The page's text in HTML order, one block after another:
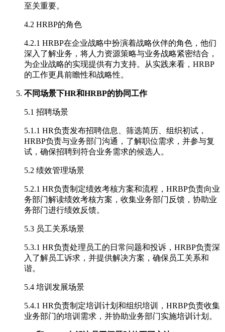
至关重要。
4.2 HRBP的角色
4.2.1 HRBP在企业战略中扮演着战略伙伴的角色，他们
深入了解业务，将人力资源策略与业务战略紧密结合，
为企业战略的实现提供有力支持。从实践来看，HRBP
的工作更具前瞻性和战略性。
不同场景下HR和HRBP的协同工作
5.1 招聘场景
5.1.1 HR负责发布招聘信息、筛选简历、组织初试，
HRBP负责与业务部门沟通，了解职位需求，并参与复
试，确保招聘到符合业务需求的候选人。
5.2 绩效管理场景
5.2.1 HR负责制定绩效考核方案和流程，HRBP负责向业
务部门解读绩效考核方案，收集业务部门反馈，协助业
务部门进行绩效反馈。
5.3 员工关系场景
5.3.1 HR负责处理员工的日常问题和投诉，HRBP负责深
入了解员工诉求，并提供解决方案，确保员工关系和
谐。
5.4 培训发展场景
5.4.1 HR负责制定培训计划和组织培训，HRBP负责收集
业务部门的培训需求，并协助业务部门实施培训计划。